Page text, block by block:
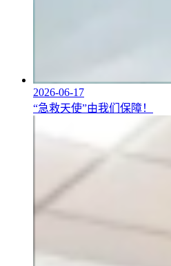
2026-06-17
“急救天使”由我们保障！